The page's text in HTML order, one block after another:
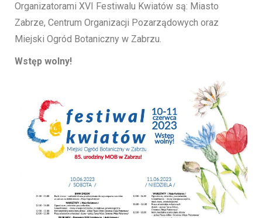
Organizatorami XVI Festiwalu Kwiatów są: Miasto
Zabrze, Centrum Organizacji Pozarządowych oraz
Miejski Ogród Botaniczny w Zabrzu.
Wstęp wolny!